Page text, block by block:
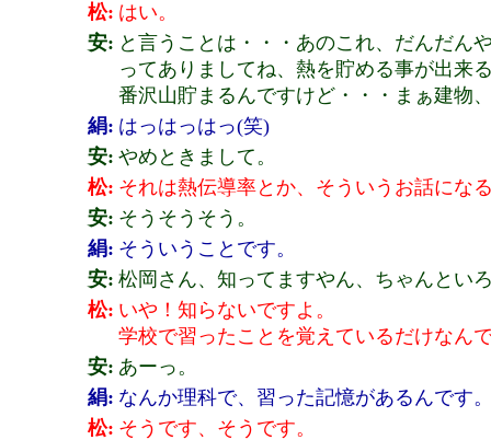
松: はい。
安: と言うことは・・・あのこれ、だんだん
ってありましてね、熱を貯める事が出来
番沢山貯まるんですけど・・・まぁ建物
絹: はっはっはっ(笑)
安: やめときまして。
松: それは熱伝導率とか、そういうお話にな
安: そうそうそう。
絹: そういうことです。
安: 松岡さん、知ってますやん、ちゃんとい
松: いや！知らないですよ。
学校で習ったことを覚えているだけなん
安: あーっ。
絹: なんか理科で、習った記憶があるんです
松: そうです、そうです。